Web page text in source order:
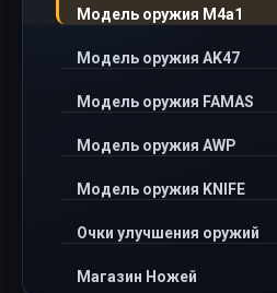
Модель оружия M4a1
Модель оружия AK47
Модель оружия FAMAS
Модель оружия AWP
Модель оружия KNIFE
Очки улучшения оружий
Магазин Ножей